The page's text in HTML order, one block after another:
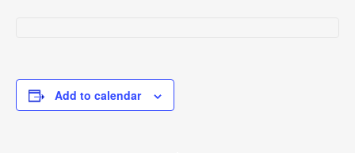
Add to calendar